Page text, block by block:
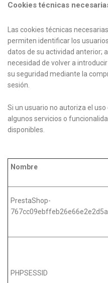
Cookies técnicas
Las cookies técnicas
permiten identificar los
datos de su actividad anterior;
necesidad de volver a
su seguridad mediante la
sesión.
Si un usuario no autoriza el
algunos servicios o
disponibles.
Nombre
PrestaShop-
PHPSESSID